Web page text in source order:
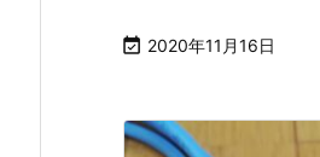
 2020年11月16日